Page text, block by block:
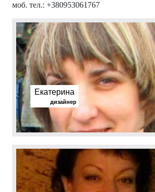
моб. тел.: +380953061767
Екатерина
дизайнер